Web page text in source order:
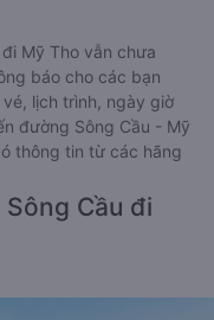
Mỹ Tho vẫn chưa
báo cho các bạn
lịch trình, ngày giờ
đường Sông Cầu - Mỹ
thông tin từ các hãng
Cầu đi